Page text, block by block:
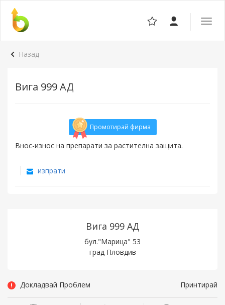
Назад
Вига 999 АД
Промотирай фирма
Внос-износ на препарати за растителна защита.
изпрати
Вига 999 АД
бул."Марица" 53
град Пловдив
Докладвай Проблем Принтирай